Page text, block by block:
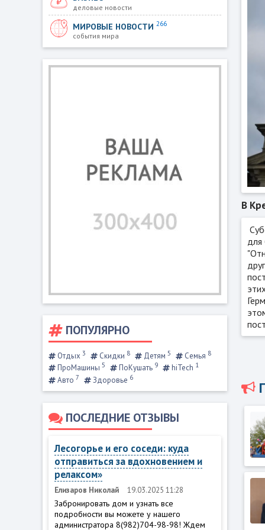
деловые новости
МИРОВЫЕ НОВОСТИ 266
события мира
ПОПУЛЯРНО
Отдых 3 Скидки 8 Детям 5 Семья 8
ПроМашины 5 ПоКушать 9 hiTech 1
Авто 7 Здоровье 6
ПОСЛЕДНИЕ ОТЗЫВЫ
Лесогорье и его соседи: куда
отправиться за вдохновением и
релаксом»
Елизаров Николай 19.03.2025 11:28
Забронировать дом и узнать все
подробности вы можете у нашего
администратора 8(982)704-98-98! Ждем
В
для